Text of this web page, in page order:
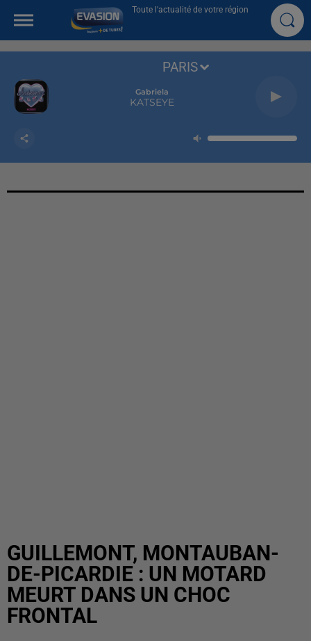
Toute l'actualité de votre région
Gabriela
KATSEYE
PARIS
GUILLEMONT, MONTAUBAN-
DE-PICARDIE : UN MOTARD
MEURT DANS UN CHOC
FRONTAL